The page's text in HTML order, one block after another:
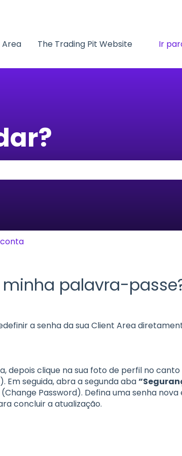
The Trading Pit Website Ir
minha palavra-
a senha da sua Client Area
depois clique na sua foto de perfil no
Em seguida, abra a segunda aba
(Change Password). Defina uma senha nova
concluir a atualização.